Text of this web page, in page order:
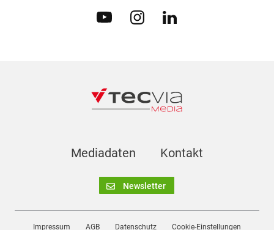
Mediadaten Kontakt
Newsletter
Impressum AGB Datenschutz Cookie-Einstellungen